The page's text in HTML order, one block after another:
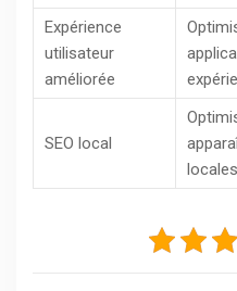
Expérience
utilisateur
améliorée
SEO local